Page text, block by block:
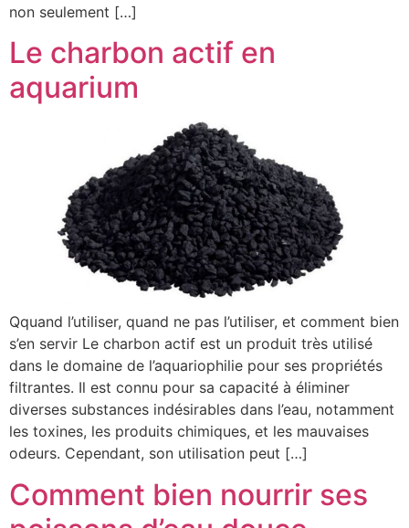
non seulement […]
Le charbon actif en
aquarium
Qquand l’utiliser, quand ne pas l’utiliser, et comment bien
s’en servir Le charbon actif est un produit très utilisé
dans le domaine de l’aquariophilie pour ses propriétés
filtrantes. Il est connu pour sa capacité à éliminer
diverses substances indésirables dans l’eau, notamment
les toxines, les produits chimiques, et les mauvaises
odeurs. Cependant, son utilisation peut […]
Comment bien nourrir ses